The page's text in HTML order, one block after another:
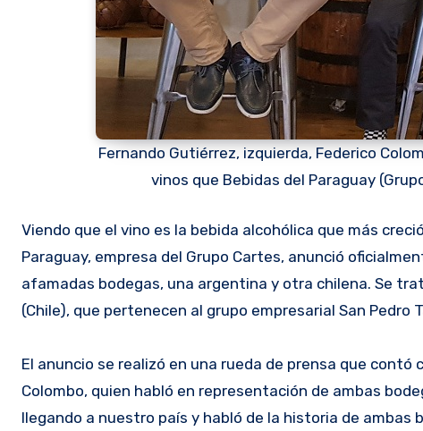
Fernando Gutiérrez, izquierda, Federico
vinos que Bebidas del Paraguay
Viendo que el vino es la bebida alcohólica que más creció en ventas en el Paraguay, en los últimos años, Bebidas del
Paraguay, empresa del Grupo Cartes, anunció
afamadas bodegas, una argentina y otra chilena. Se
(Chile), que pertenecen al grupo empresarial San Pedro
El anuncio se realizó en una rueda de prensa que
Colombo, quien habló en representación de ambas
llegando a nuestro país y habló de la historia de